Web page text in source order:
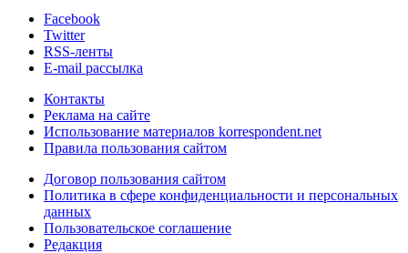
Facebook
Twitter
RSS-ленты
E-mail рассылка
Контакты
Реклама на сайте
Использование материалов korrespondent.net
Правила пользования сайтом
Договор пользования сайтом
Политика в сфере конфиденциальности и персональных
данных
Пользовательское соглашение
Редакция